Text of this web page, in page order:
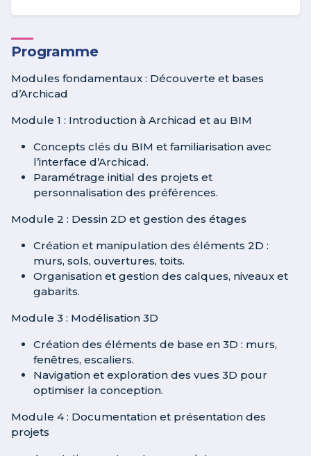
Programme
Modules fondamentaux : Découverte et bases
d’Archicad
Module 1 : Introduction à Archicad et au BIM
Concepts clés du BIM et familiarisation avec
l’interface d’Archicad.
Paramétrage initial des projets et
personnalisation des préférences.
Module 2 : Dessin 2D et gestion des étages
Création et manipulation des éléments 2D :
murs, sols, ouvertures, toits.
Organisation et gestion des calques, niveaux et
gabarits.
Module 3 : Modélisation 3D
Création des éléments de base en 3D : murs,
fenêtres, escaliers.
Navigation et exploration des vues 3D pour
optimiser la conception.
Module 4 : Documentation et présentation des
projets